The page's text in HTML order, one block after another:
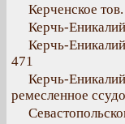
Керченское
Керчь-
Керчь-
471
Керчь-
ремесленное